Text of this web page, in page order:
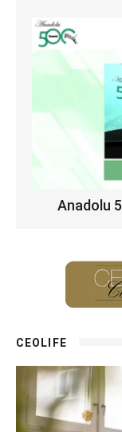
Anadolu
CEOLIFE